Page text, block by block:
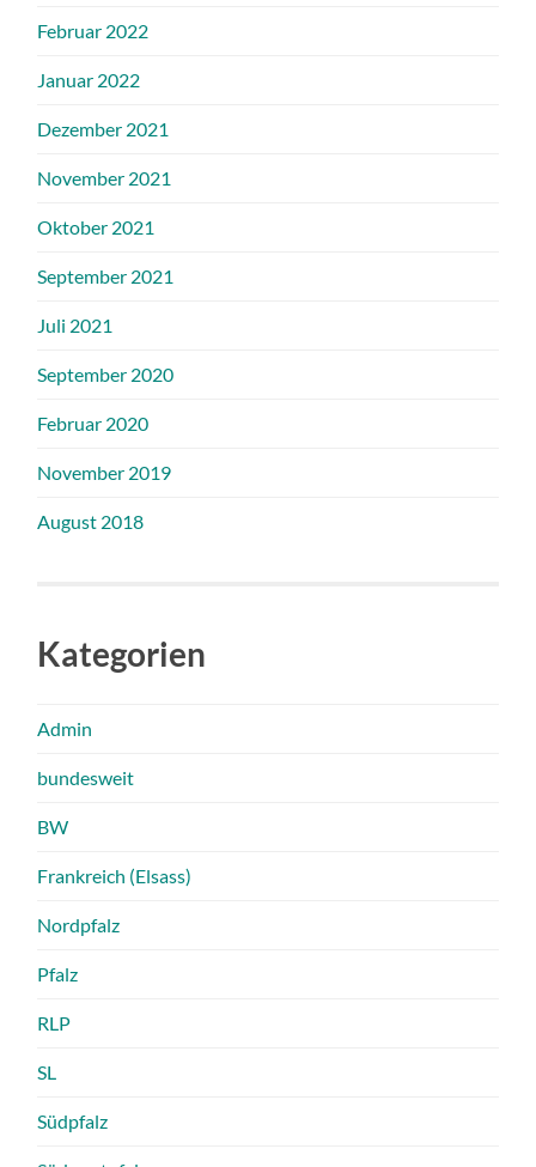
Februar 2022
Januar 2022
Dezember 2021
November 2021
Oktober 2021
September 2021
Juli 2021
September 2020
Februar 2020
November 2019
August 2018
Kategorien
Admin
bundesweit
BW
Frankreich (Elsass)
Nordpfalz
Pfalz
RLP
SL
Südpfalz